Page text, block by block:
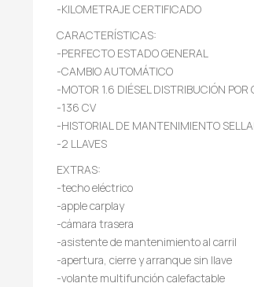
-KILOMETRAJE CERTIFICADO
CARACTERÍSTICAS:
-PERFECTO ESTADO GENERAL
-CAMBIO AUTOMÁTICO
-MOTOR 1.6 DIÉSEL DISTRIBUCIÓN POR
-136 CV
-HISTORIAL DE MANTENIMIENTO
-2 LLAVES
EXTRAS:
-techo eléctrico
-apple carplay
-cámara trasera
-asistente de mantenimiento al carril
-apertura, cierre y arranque sin llave
-volante multifunción calefactable